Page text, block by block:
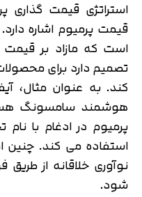
استراتژی قیمت
قیمت پرمیوم اشاره
است که مازاد بر
تصمیم دارد برای
کند. به عنوان مثال،
هوشمند سامسونگ
پرمیوم در ادغام با نام
استفاده می کند. چنین
نوآوری خلاقانه از
شود.